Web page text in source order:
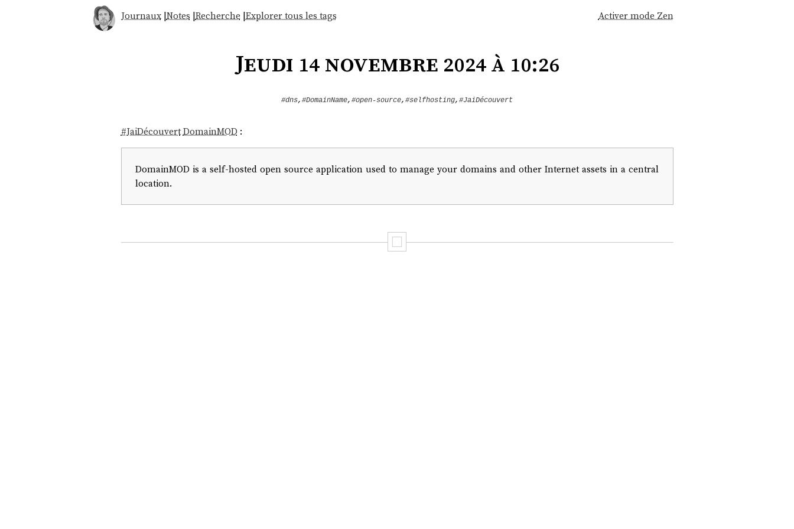
Journaux|Notes |Recherche |Explorer tous les tags Activer mode Zen
Jeudi 14 novembre 2024 à 10:26
#dns, #DomainName, #open-source, #selfhosting, #JaiDécouvert
#JaiDécouvert DomainMOD:
DomainMOD is a self-hosted open source application used to manage your domains and other Internet assets in a central
location.